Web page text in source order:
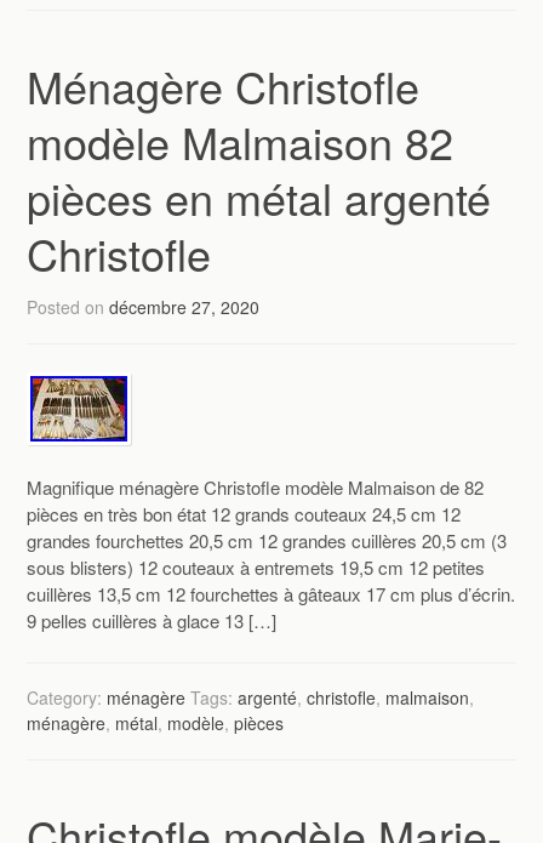
Ménagère Christofle
modèle Malmaison 82
pièces en métal argenté
Christofle
Posted ondécembre 27, 2020
Magnifique ménagère Christofle modèle Malmaison de 82
pièces en très bon état 12 grands couteaux 24,5 cm 12
grandes fourchettes 20,5 cm 12 grandes cuillères 20,5 cm (3
sous blisters) 12 couteaux à entremets 19,5 cm 12 petites
cuillères 13,5 cm 12 fourchettes à gâteaux 17 cm plus d’écrin.
9 pelles cuillères à glace 13 […]
Category: ménagère Tags:argenté,christofle, malmaison,
ménagère, métal, modèle,pièces